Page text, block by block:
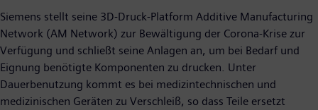
Siemens stellt seine 3D-Druck-Platform Additive Manufacturing
Network (AM Network) zur Bewältigung der Corona-Krise zur
Verfügung und schließt seine Anlagen an, um bei Bedarf und
Eignung benötigte Komponenten zu drucken. Unter
Dauerbenutzung kommt es bei medizintechnischen und
medizinischen Geräten zu Verschleiß, so dass Teile ersetzt